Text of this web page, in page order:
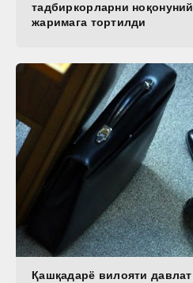
тадбиркорларни
жаримага тортилди
Қашқадарё вилояти